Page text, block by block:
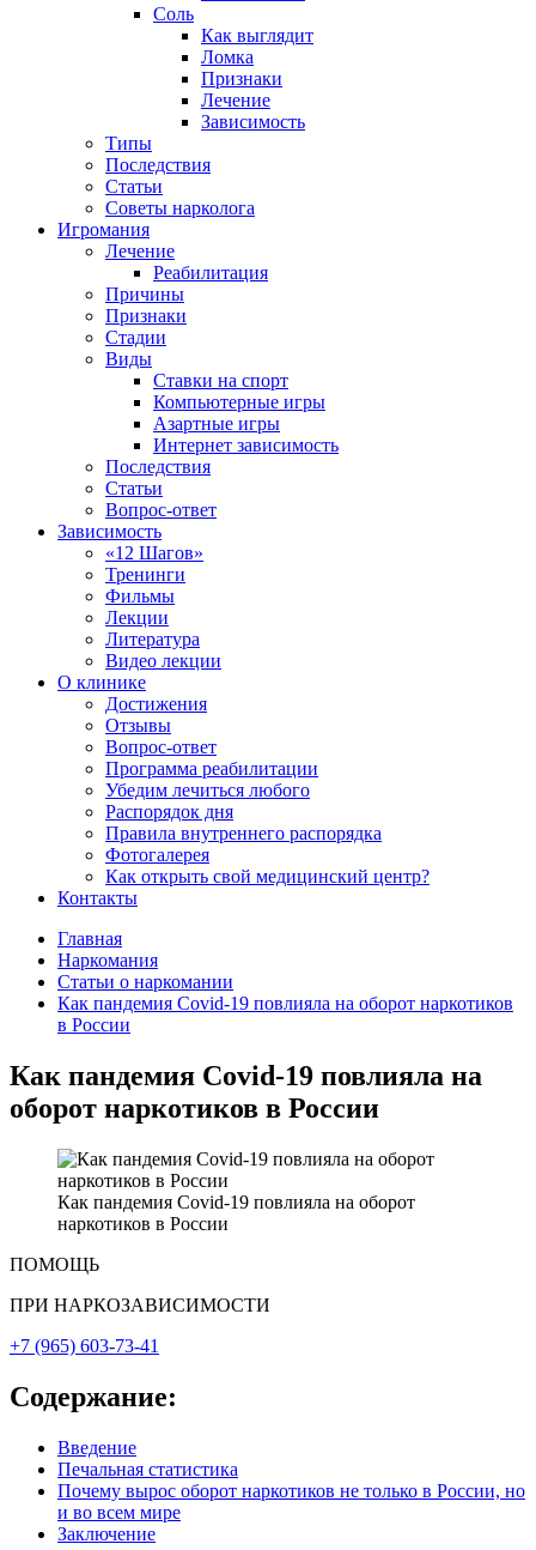
Соль
Как выглядит
Ломка
Признаки
Лечение
Зависимость
Типы
Последствия
Статьи
Советы нарколога
Игромания
Лечение
Реабилитация
Причины
Признаки
Стадии
Виды
Ставки на спорт
Компьютерные игры
Азартные игры
Интернет зависимость
Последствия
Статьи
Вопрос-ответ
Зависимость
«12 Шагов»
Тренинги
Фильмы
Лекции
Литература
Видео лекции
О клинике
Достижения
Отзывы
Вопрос-ответ
Программа реабилитации
Убедим лечиться любого
Распорядок дня
Правила внутреннего распорядка
Фотогалерея
Как открыть свой медицинский центр?
Контакты
Главная
Наркомания
Статьи о наркомании
Как пандемия Covid-19 повлияла на оборот наркотиков
в России
Как пандемия Covid-19 повлияла на
оборот наркотиков в России
Как пандемия Covid-19 повлияла на оборот
наркотиков в России
ПОМОЩЬ
ПРИ НАРКОЗАВИСИМОСТИ
+7 (965) 603-73-41
Содержание:
Введение
Печальная статистика
Почему вырос оборот наркотиков не только в России, но
и во всем мире
Заключение